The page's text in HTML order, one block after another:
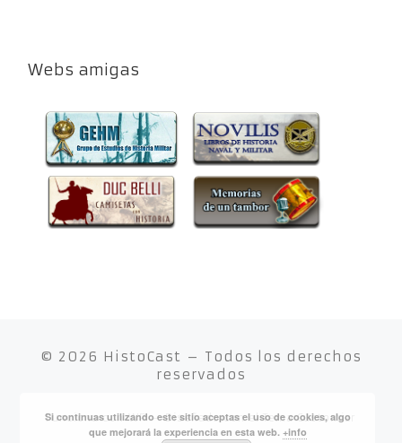
Webs amigas
© 2026 HistoCast – Todos los derechos
reservados
Funciona conWP– Diseñado con elTema Customizr
Si continuas utilizando este sitio aceptas el uso de cookies, algo
que mejorará la experiencia en esta web. +info